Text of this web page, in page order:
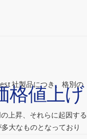
格値上げ
社製品につき、格別の
上昇、それらに起因する
大なものとなっており